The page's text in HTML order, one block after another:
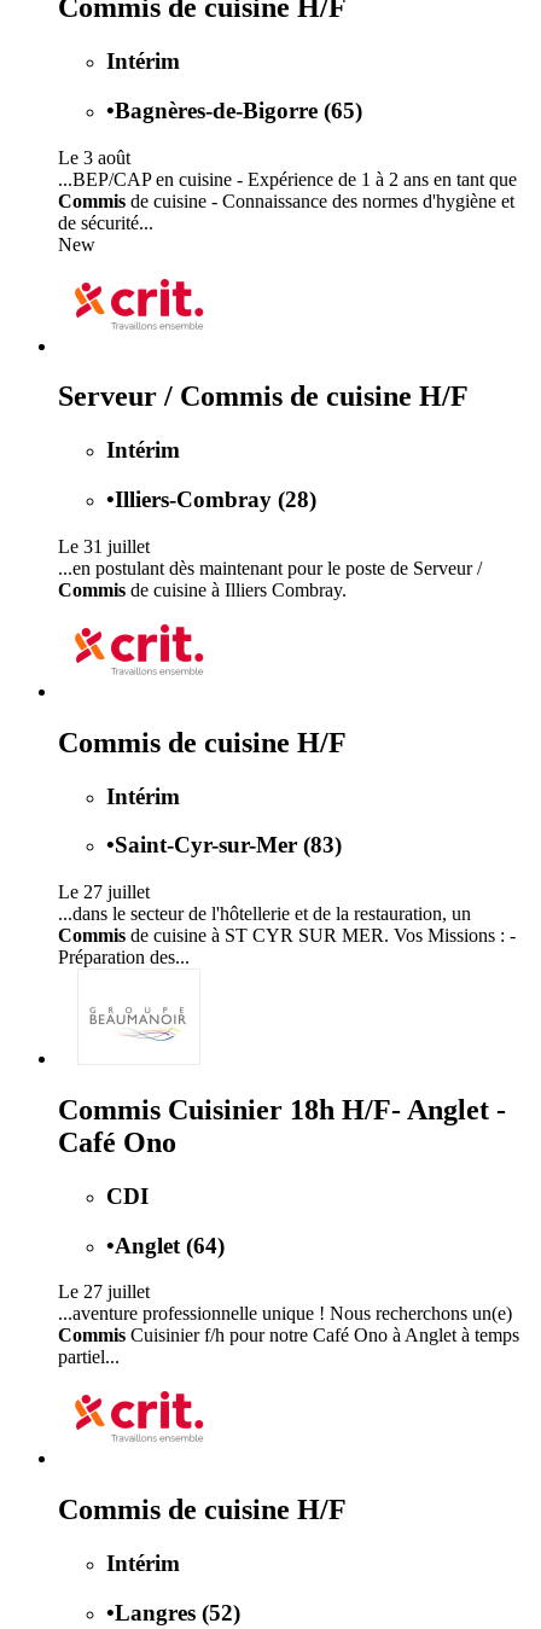
Commis de cuisine H/F
Intérim
•Bagnères-de-Bigorre (65)
Le 3 août
...BEP/CAP en cuisine - Expérience de 1 à 2 ans en tant que
Commis de cuisine - Connaissance des normes d'hygiène et
de sécurité...
New
Serveur / Commis de cuisine H/F
Intérim
•Illiers-Combray (28)
Le 31 juillet
...en postulant dès maintenant pour le poste de Serveur /
Commis de cuisine à Illiers Combray.
Commis de cuisine H/F
Intérim
•Saint-Cyr-sur-Mer (83)
Le 27 juillet
...dans le secteur de l'hôtellerie et de la restauration, un
Commis de cuisine à ST CYR SUR MER. Vos Missions : -
Préparation des...
Commis Cuisinier 18h H/F- Anglet -
Café Ono
CDI
•Anglet (64)
Le 27 juillet
...aventure professionnelle unique ! Nous recherchons un(e)
Commis Cuisinier f/h pour notre Café Ono à Anglet à temps
partiel...
Commis de cuisine H/F
Intérim
•Langres (52)